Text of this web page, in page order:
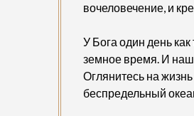
вочеловечение, и
У Бога один день как
земное время. И
Оглянитесь на
беспредельный